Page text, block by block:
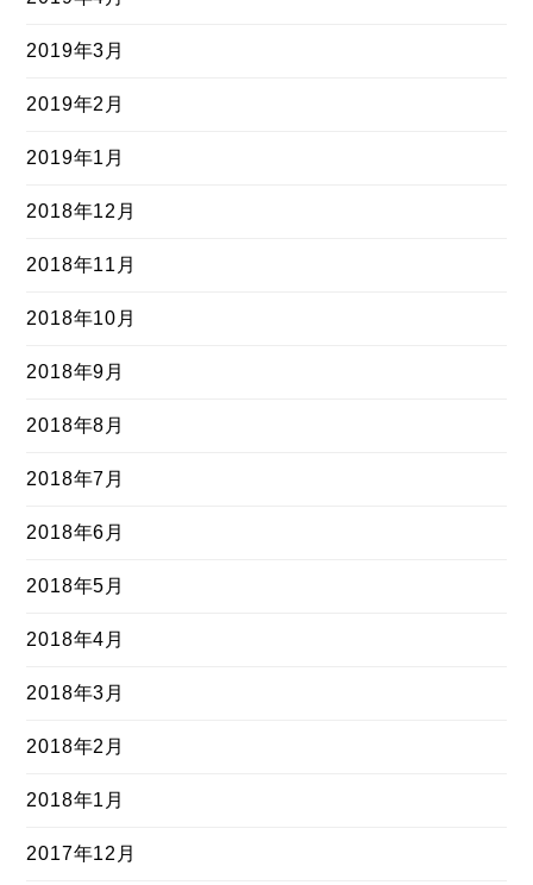
2019年3月
2019年2月
2019年1月
2018年12月
2018年11月
2018年10月
2018年9月
2018年8月
2018年7月
2018年6月
2018年5月
2018年4月
2018年3月
2018年2月
2018年1月
2017年12月